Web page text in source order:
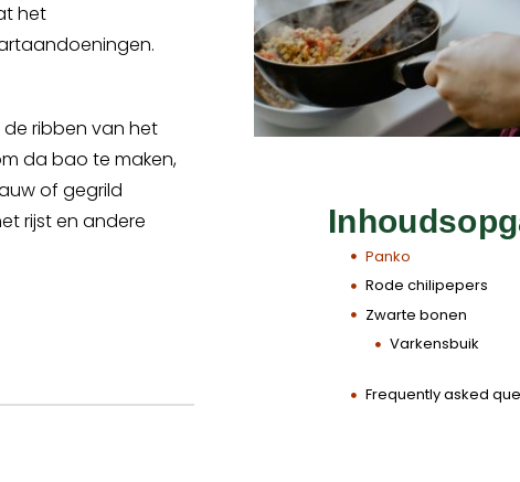
het
de ribben van het
da bao te maken,
of gegrild
rijst en andere
Panko
Rode chilipepers
Zwarte bonen
Varkensbuik
Frequently asked